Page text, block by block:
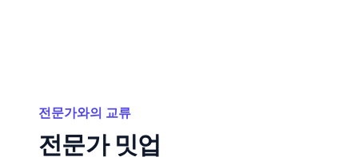
전문가와의 교류
전문가 밋업